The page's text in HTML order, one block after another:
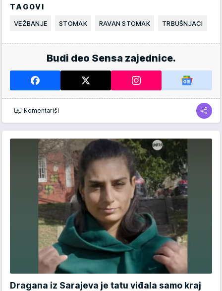
TAGOVI
VEŽBANJE STOMAK RAVAN STOMAK TRBUŠNJACI
Budi deo Sensa zajednice.
Komentariši
Dragana iz Sarajeva je tatu viđala samo kraj